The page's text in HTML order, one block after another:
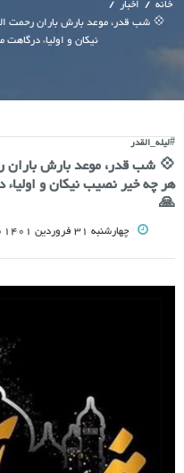
خانه / اخبار /
💠 شب قدر، موعد بارش باران رحمت
نیکان و اولیاء
#لیله_القدر
💠 شب قدر، موعد بارش باران
هر چه خیر نصیب نیکان و
🙏
چهارشنبه 31 فروردین 1401 ساعت 22:30